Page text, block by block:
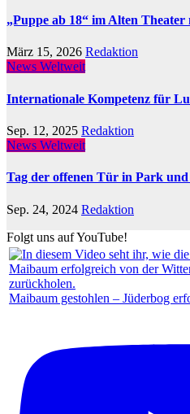
„Puppe ab 18“ im Alten
März 15, 2026 Redaktion
News Weltweit
Internationale Kompetenz für
Sep. 12, 2025 Redaktion
News Weltweit
Tag der offenen Tür in Park und
Sep. 24, 2024 Redaktion
Folgt uns auf YouTube!
Maibaum gestohlen – Jüderbog